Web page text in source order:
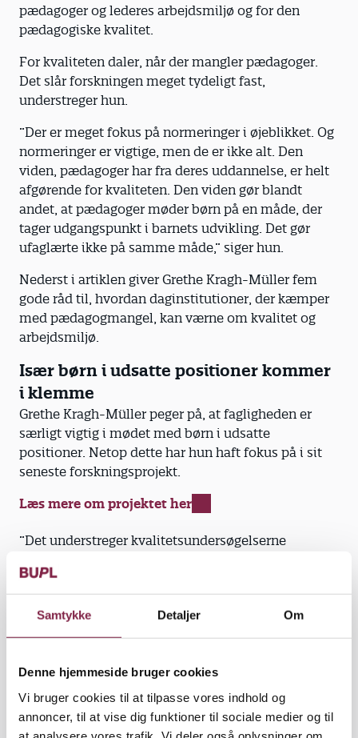
Samtykke Detaljer Om
Denne hjemmeside bruger cookies
Vi bruger cookies til at tilpasse vores indhold og
annoncer, til at vise dig funktioner til sociale medier og til
pædagoger og lederes arbejdsmiljø og for den
pædagogiske kvalitet.
For kvaliteten daler, når der mangler pædagoger.
Det slår forskningen meget tydeligt fast,
understreger hun.
”Der er meget fokus på normeringer i øjeblikket. Og
normeringer er vigtige, men de er ikke alt. Den
viden, pædagoger har fra deres uddannelse, er helt
afgørende for kvaliteten. Den viden gør blandt
andet, at pædagoger møder børn på en måde, der
tager udgangspunkt i barnets udvikling. Det gør
ufaglærte ikke på samme måde,” siger hun.
Nederst i artiklen giver Grethe Kragh-Müller fem
gode råd til, hvordan daginstitutioner, der kæmper
med pædagogmangel, kan værne om kvalitet og
arbejdsmiljø.
Især børn i udsatte positioner kommer
i klemme
Grethe Kragh-Müller peger på, at fagligheden er
særligt vigtig i mødet med børn i udsatte
positioner. Netop dette har hun haft fokus på i sit
seneste forskningsprojekt.
Læs mere om projektet her
”Det understreger kvalitetsundersøgelserne
børn i udsatte positioner, fordi institutionerne skal
kompensere for det, børnene ikke får
derhjemmefra,” siger hun og fortsætter:
behøver så mange pædagoger, så får vi altså et
Bekymrende stigning: Flertal af